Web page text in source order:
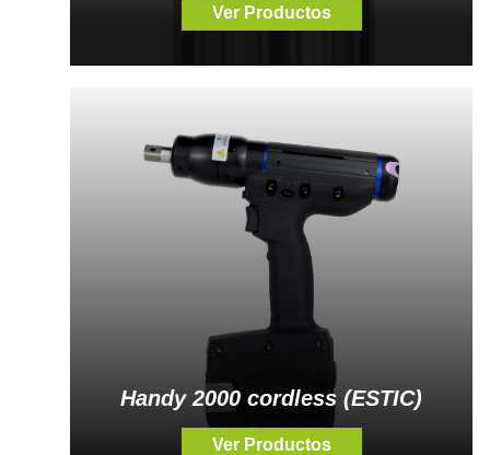
Ver Productos
Handy 2000 cordless (ESTIC)
Ver Productos